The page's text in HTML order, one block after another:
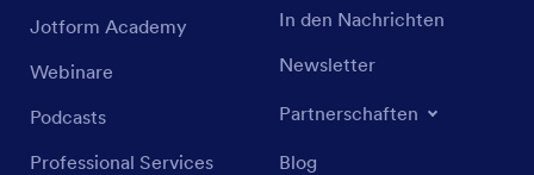
Jotform Academy
Webinare
Podcasts
Professional Services
In den Nachrichten
Newsletter
Partnerschaften
Blog